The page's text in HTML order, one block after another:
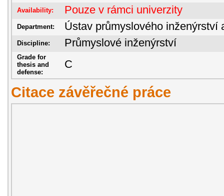
Availability: Pouze v rámci univerzity
Department: Ústav průmyslového inženýrství
Discipline: Průmyslové inženýrství
Grade for
thesis and
defense:
C
Citace závěřečné práce